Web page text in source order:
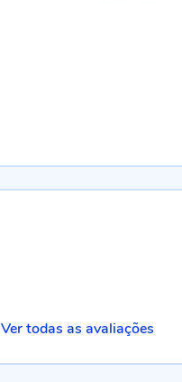
Ver todas as avaliações